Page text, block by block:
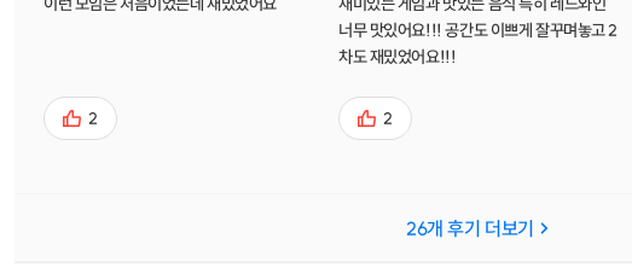
2
너무 맛있어요!!! 공간도 이쁘게 잘꾸며놓고 2
차도 재밌었어요!!!
2
26개 후기 더보기